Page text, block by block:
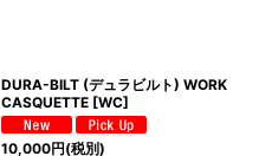
DURA-BILT (デュラビルト) WORK
CASQUETTE [WC]
10,000円(税別)